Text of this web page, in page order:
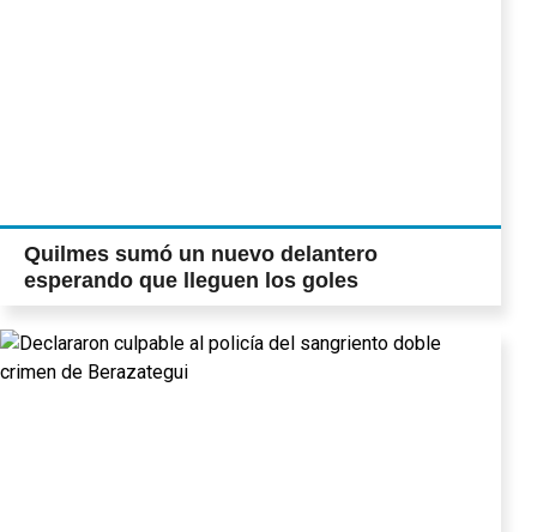
Quilmes sumó un nuevo delantero
esperando que lleguen los goles